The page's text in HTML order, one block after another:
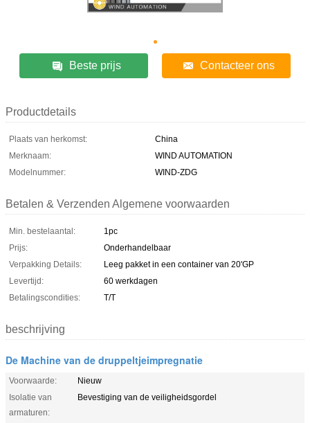
Beste prijs Contacteer ons
Productdetails
Plaats van herkomst:
China
Merknaam:
WIND AUTOMATION
Modelnummer:
WIND-ZDG
Betalen & Verzenden Algemene voorwaarden
Min. bestelaantal:
1pc
Prijs:
Onderhandelbaar
Verpakking Details:
Leeg pakket in een container van 20'GP
Levertijd:
60 werkdagen
Betalingscondities:
T/T
beschrijving
De Machine van de druppeltjeimpregnatie
Voorwaarde:
Nieuw
Isolatie van
armaturen:
Bevestiging van de veiligheidsgordel